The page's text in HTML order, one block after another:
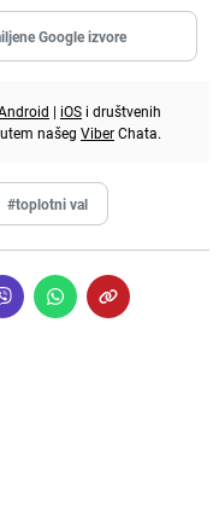
Google izvore
| iOS i društvenih
našeg ViberChata.
#toplotni val